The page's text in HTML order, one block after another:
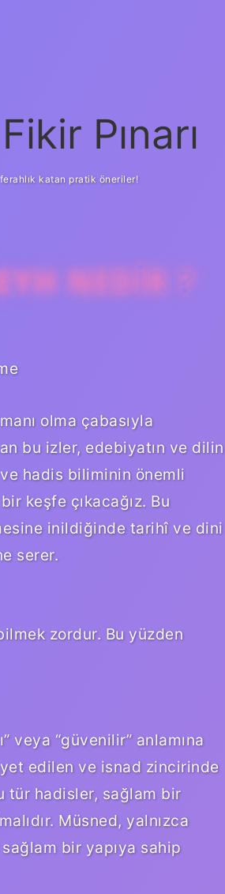
Pınarı
katan pratik öneriler!
NEDIR ?
olma çabasıyla
bu izler, edebiyatın ve dilin
hadis biliminin önemli
keşfe çıkacağız. Bu
inildiğinde tarihî ve dini
serer.
zordur. Bu yüzden
veya “güvenilir” anlamına
edilen ve isnad zincirinde
tür hadisler, sağlam bir
Müsned, yalnızca
sağlam bir yapıya sahip